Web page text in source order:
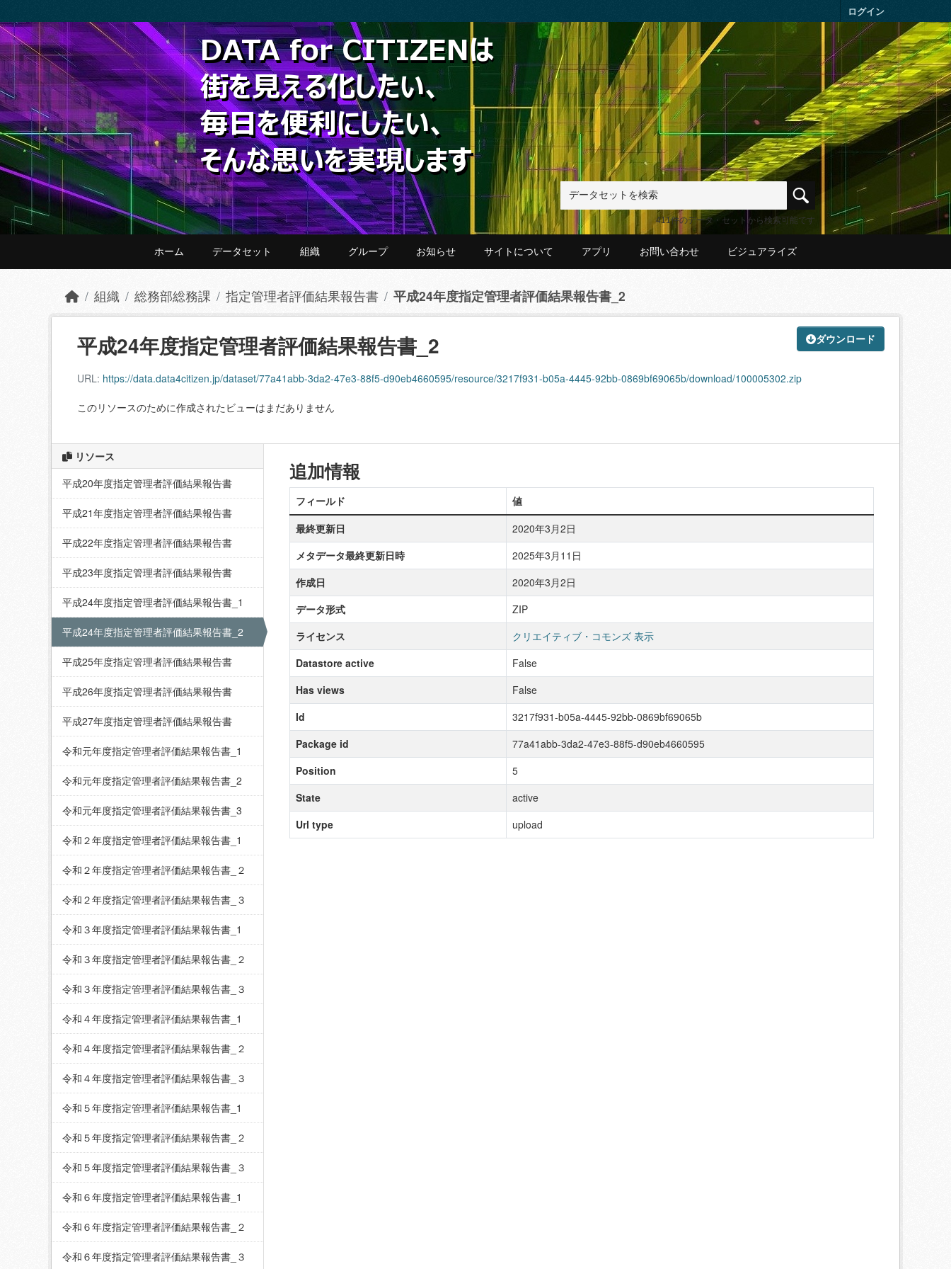
ログイン
411件のデータ・セットから検索可能です
ホーム データセット 組織 グループ お知らせ サイトについて アプリ お問い合わせ ビジュアライズ
組織 総務部総務課 指定管理者評価結果報告書 平成24年度指定管理者評価結果報告書_2
ダウンロード
平成24年度指定管理者評価結果報告書_2
URL: https://data.data4citizen.jp/dataset/77a41abb-3da2-47e3-88f5-d90eb4660595/resource/3217f931-b05a-4445-92bb-0869bf69065b/download/100005302.zip
このリソースのために作成されたビューはまだありません
リソース
平成20年度指定管理者評価結果報告書
平成21年度指定管理者評価結果報告書
平成22年度指定管理者評価結果報告書
平成23年度指定管理者評価結果報告書
平成24年度指定管理者評価結果報告書_1
平成24年度指定管理者評価結果報告書_2
平成25年度指定管理者評価結果報告書
平成26年度指定管理者評価結果報告書
平成27年度指定管理者評価結果報告書
令和元年度指定管理者評価結果報告書_1
令和元年度指定管理者評価結果報告書_2
令和元年度指定管理者評価結果報告書_3
令和２年度指定管理者評価結果報告書_1
令和２年度指定管理者評価結果報告書_２
令和２年度指定管理者評価結果報告書_３
令和３年度指定管理者評価結果報告書_1
令和３年度指定管理者評価結果報告書_２
令和３年度指定管理者評価結果報告書_３
令和４年度指定管理者評価結果報告書_1
令和４年度指定管理者評価結果報告書_２
令和４年度指定管理者評価結果報告書_３
令和５年度指定管理者評価結果報告書_1
令和５年度指定管理者評価結果報告書_２
令和５年度指定管理者評価結果報告書_３
令和６年度指定管理者評価結果報告書_1
令和６年度指定管理者評価結果報告書_２
令和６年度指定管理者評価結果報告書_３
追加情報
フィールド
値
最終更新日
2020年3月2日
メタデータ最終更新日時
2025年3月11日
作成日
2020年3月2日
データ形式
ZIP
ライセンス
クリエイティブ・コモンズ 表示
Datastore active
False
Has views
False
Id
3217f931-b05a-4445-92bb-0869bf69065b
Package id
77a41abb-3da2-47e3-88f5-d90eb4660595
Position
5
State
active
Url type
upload